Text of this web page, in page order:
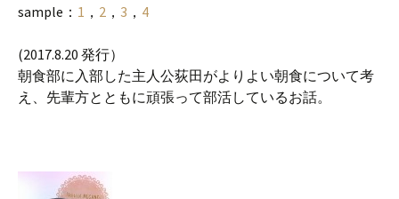
sample： 1 ， 2 ， 3 ， 4
(2017.8.20 発行）
朝食部に入部した主人公荻田がよりよい朝食について考
え、先輩方とともに頑張って部活しているお話。